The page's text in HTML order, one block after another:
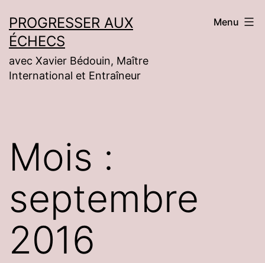
au
contenu
PROGRESSER AUX
ÉCHECS
avec Xavier Bédouin, Maître
International et Entraîneur
Menu
Mois :
septembre
2016